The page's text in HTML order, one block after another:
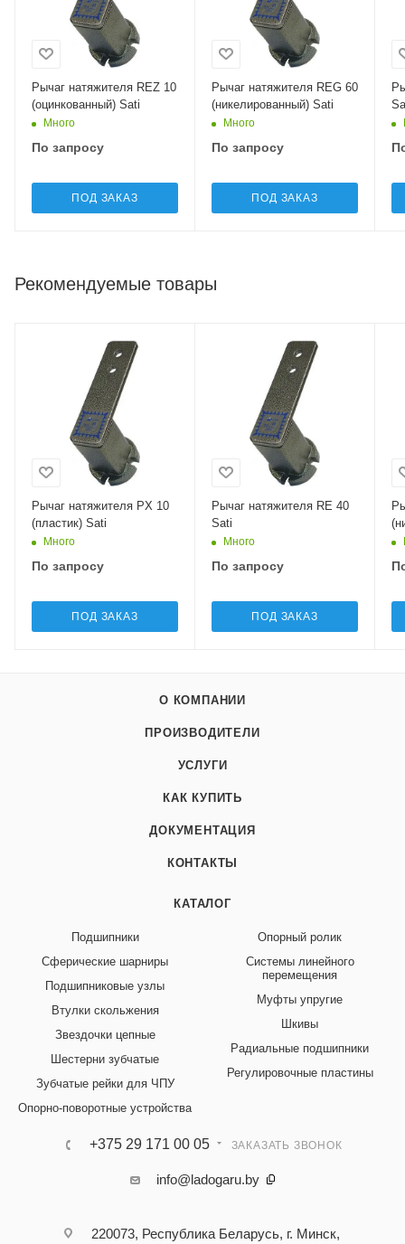
Рычаг натяжителя REZ 10
(оцинкованный) Sati
Много
По запросу
ПОД ЗАКАЗ
Рычаг натяжителя REG 60
(никелированный) Sati
Много
По запросу
ПОД ЗАКАЗ
Рекомендуемые товары
Рычаг натяжителя PX 10
(пластик) Sati
Много
По запросу
ПОД ЗАКАЗ
Рычаг натяжителя RE 40
Sati
Много
По запросу
ПОД ЗАКАЗ
О КОМПАНИИ
ПРОИЗВОДИТЕЛИ
УСЛУГИ
КАК КУПИТЬ
ДОКУМЕНТАЦИЯ
КОНТАКТЫ
КАТАЛОГ
Подшипники
Сферические шарниры
Подшипниковые узлы
Втулки скольжения
Звездочки цепные
Шестерни зубчатые
Зубчатые рейки для ЧПУ
Опорно-поворотные устройства
Опорный ролик
Системы линейного
перемещения
Муфты упругие
Шкивы
Радиальные подшипники
Регулировочные пластины
+375 29 171 00 05 ЗАКАЗАТЬ ЗВОНОК
info@ladogaru.by
220073, Республика Беларусь, г. Минск,